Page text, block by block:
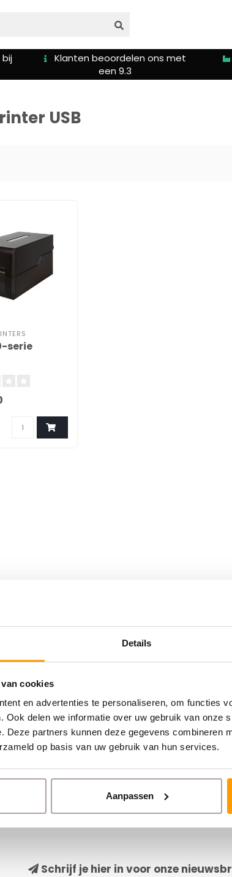
Details
cookies
en advertenties te personaliseren, om functies
Ook delen we informatie over uw gebruik van onze
Deze partners kunnen deze gegevens combineren
op basis van uw gebruik van hun services.
Aanpassen
Klanten beoordelen ons met
een 9.3
USB
serie​
Schrijf je hier in voor onze